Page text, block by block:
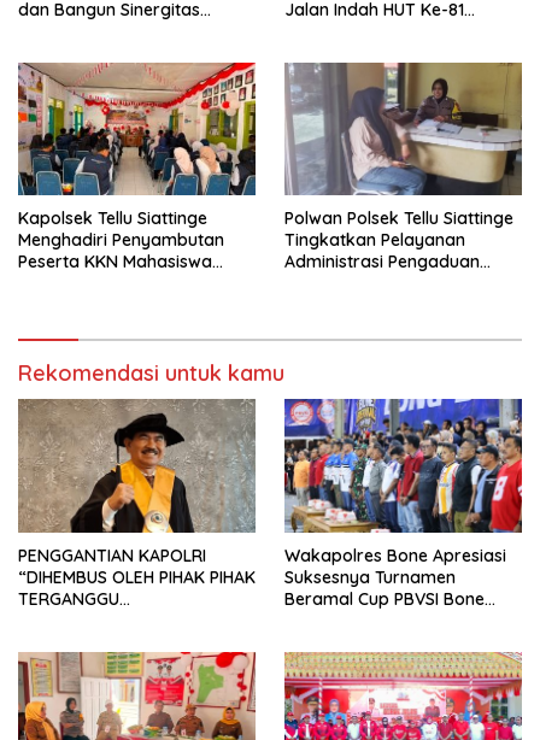
dan Bangun Sinergitas
Jalan Indah HUT Ke-81
Kapolsek Tellu Siattinge
Menghadiri Penyambutan
Peserta KKN Mahasiswa
Polwan Polsek Tellu Siattinge
Tingkatkan Pelayanan
Administrasi Pengaduan
Rekomendasi untuk kamu
PENGGANTIAN KAPOLRI
“DIHEMBUS OLEH PIHAK PIHAK
TERGANGGU
Wakapolres Bone Apresiasi
Suksesnya Turnamen
Beramal Cup PBVSI Bone